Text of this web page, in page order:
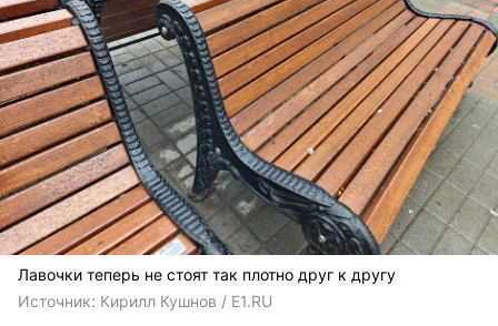
Лавочки теперь не стоят так плотно друг к другу
Источник: Кирилл Кушнов / E1.RU